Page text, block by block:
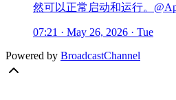
然可以正常启动和运行。
07:21 · May 26, 2026 · Tue
Powered by BroadcastChannel